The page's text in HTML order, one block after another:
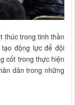
thúc trong tinh thần
động lực để đội
cốt trong thực hiện
dân trong những